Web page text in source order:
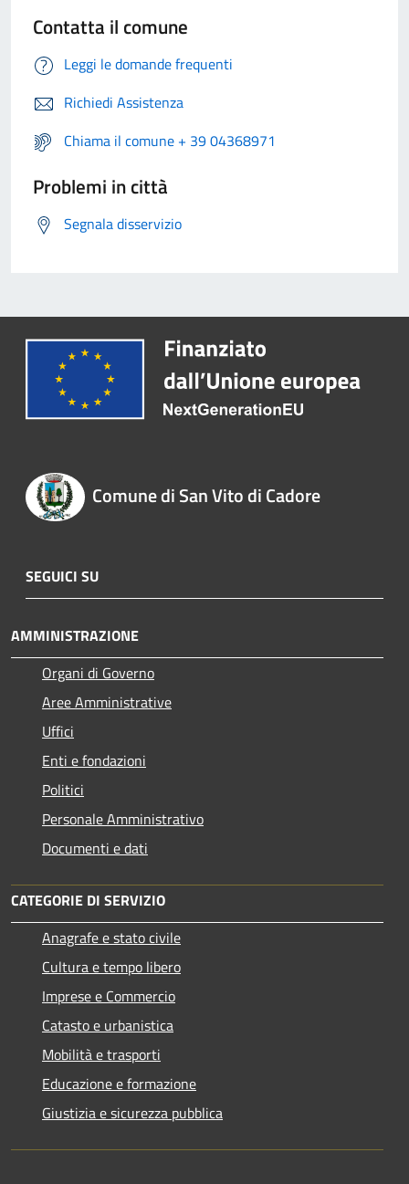
Contatta il comune
Leggi le domande frequenti
Richiedi Assistenza
Chiama il comune + 39 04368971
Problemi in città
Segnala disservizio
Comune di San Vito di Cadore
SEGUICI SU
AMMINISTRAZIONE
Organi di Governo
Aree Amministrative
Uffici
Enti e fondazioni
Politici
Personale Amministrativo
Documenti e dati
CATEGORIE DI SERVIZIO
Anagrafe e stato civile
Cultura e tempo libero
Imprese e Commercio
Catasto e urbanistica
Mobilità e trasporti
Educazione e formazione
Giustizia e sicurezza pubblica